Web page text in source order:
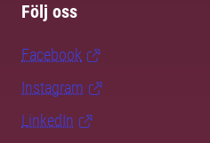
Följ oss
Facebook
Instagram
LinkedIn